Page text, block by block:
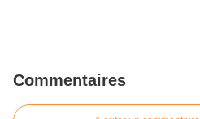
Commentaires